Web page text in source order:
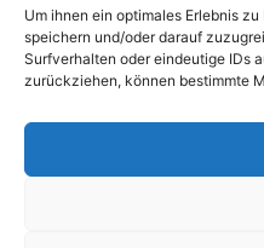
Um ihnen ein optimales Erlebnis
speichern und/oder darauf
Surfverhalten oder eindeutige IDs
zurückziehen, können bestimmte